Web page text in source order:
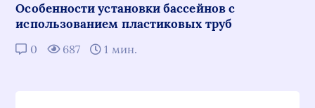
Особенности установки бассейнов с
использованием пластиковых труб
0 687 1 мин.